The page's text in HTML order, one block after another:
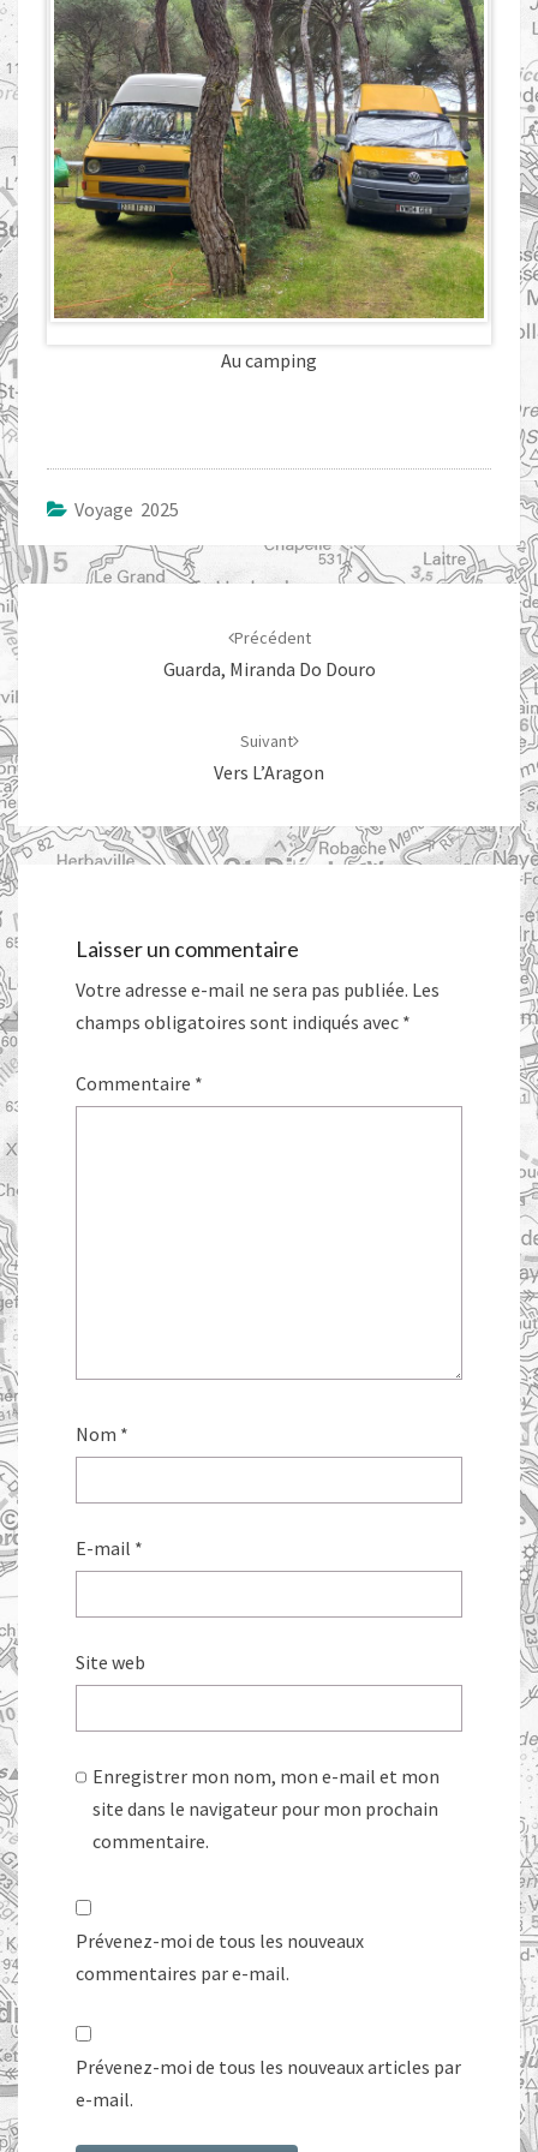
Au camping
Voyage 2025
Navigation
d'article
Précédent
Guarda, Miranda Do Douro
Suivant
Vers L’Aragon
Laisser un commentaire
Votre adresse e-mail ne sera pas publiée. Les
champs obligatoires sont indiqués avec *
Commentaire *
Nom *
E-mail *
Site web
Enregistrer mon nom, mon e-mail et mon
site dans le navigateur pour mon prochain
commentaire.
Prévenez-moi de tous les nouveaux
commentaires par e-mail.
Prévenez-moi de tous les nouveaux articles par
e-mail.